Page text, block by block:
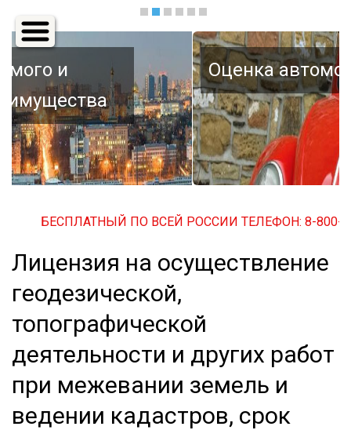
Основная
навигация
Оценка автомобиля
БЕСПЛАТНЫЙ ПО ВСЕЙ РОССИИ ТЕЛЕФОН: 8-800-
Лицензия на осуществление
геодезической,
топографической
деятельности и других работ
при межевании земель и
ведении кадастров, срок